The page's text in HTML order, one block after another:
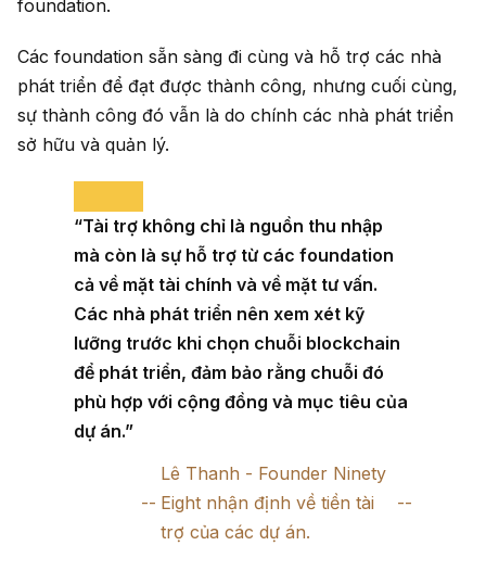
foundation.
Các foundation sẵn sàng đi cùng và hỗ trợ các nhà
phát triển để đạt được thành công, nhưng cuối cùng,
sự thành công đó vẫn là do chính các nhà phát triển
sở hữu và quản lý.
“Tài trợ không chỉ là nguồn thu nhập
mà còn là sự hỗ trợ từ các foundation
cả về mặt tài chính và về mặt tư vấn.
Các nhà phát triển nên xem xét kỹ
lưỡng trước khi chọn chuỗi blockchain
để phát triển, đảm bảo rằng chuỗi đó
phù hợp với cộng đồng và mục tiêu của
dự án.”
Lê Thanh - Founder Ninety
Eight nhận định về tiền tài
trợ của các dự án.